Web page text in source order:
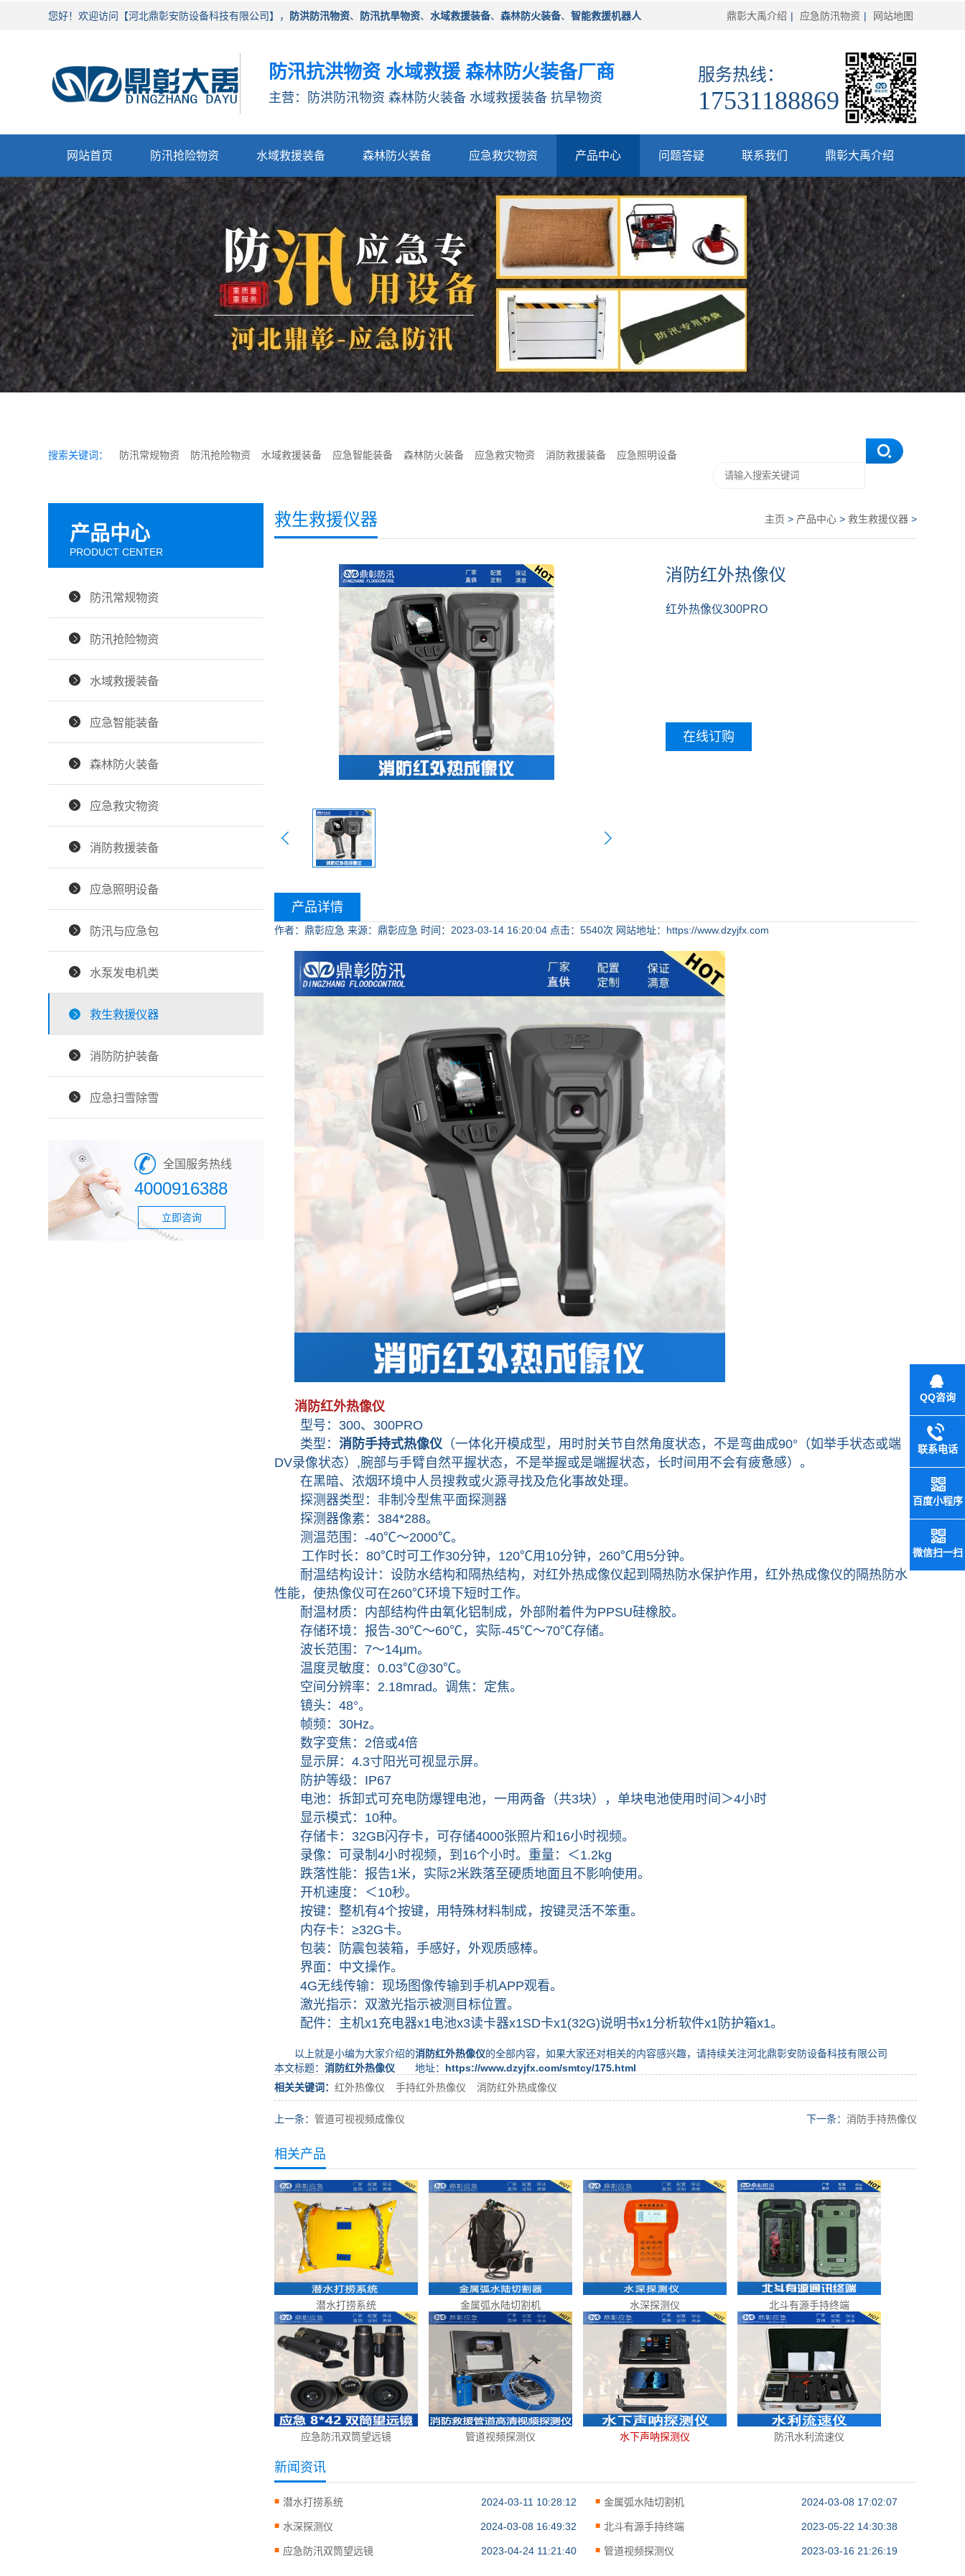
您好！欢迎访问【河北鼎彰安防设备科技有限公司】， 防洪防汛物资、 防汛抗旱物资、 水域救援装备、 森林防火装备、 智能救援机器人 鼎彰大禹介绍 | 应急防汛物资 | 网站地图
防汛抗洪物资 水域救援 森林防火装备厂商
主营：防洪防汛物资 森林防火装备 水域救援装备 抗旱物资
服务热线：
17531188869
网站首页 防汛抢险物资 水域救援装备 森林防火装备 应急救灾物资 产品中心 问题答疑 联系我们 鼎彰大禹介绍
搜索关键词： 防汛常规物资 防汛抢险物资 水域救援装备 应急智能装备 森林防火装备 应急救灾物资 消防救援装备 应急照明设备
产品中心
PRODUCT CENTER
防汛常规物资
防汛抢险物资
水域救援装备
应急智能装备
森林防火装备
应急救灾物资
消防救援装备
应急照明设备
防汛与应急包
水泵发电机类
救生救援仪器
消防防护装备
应急扫雪除雪
全国服务热线
4000916388
立即咨询
救生救援仪器 主页 > 产品中心 > 救生救援仪器 >
消防红外热像仪
红外热像仪300PRO
在线订购
产品详情
作者：鼎彰应急 来源：鼎彰应急 时间：2023-03-14 16:20:04 点击： 5540次 网站地址：https://www.dzyjfx.com
消防红外热像仪
型号：300、300PRO
类型： 消防手持式热像仪（一体化开模成型，用时肘关节自然角度状态，不是弯曲成90°（如举手状态或端
DV录像状态）,腕部与手臂自然平握状态，不是举握或是端握状态，长时间用不会有疲惫感）。
在黑暗、浓烟环境中人员搜救或火源寻找及危化事故处理。
探测器类型：非制冷型焦平面探测器
探测器像素：384*288。
测温范围：-40℃～2000℃。
工作时长：80℃时可工作30分钟，120℃用10分钟，260℃用5分钟。
耐温结构设计：设防水结构和隔热结构，对红外热成像仪起到隔热防水保护作用，红外热成像仪的隔热防水
性能，使热像仪可在260℃环境下短时工作。
耐温材质：内部结构件由氧化铝制成，外部附着件为PPSU硅橡胶。
存储环境：报告-30℃～60℃，实际-45℃～70℃存储。
波长范围：7～14μm。
温度灵敏度：0.03℃@30℃。
空间分辨率：2.18mrad。调焦：定焦。
镜头：48°。
帧频：30Hz。
数字变焦：2倍或4倍
显示屏：4.3寸阳光可视显示屏。
防护等级：IP67
电池：拆卸式可充电防爆锂电池，一用两备（共3块），单块电池使用时间＞4小时
显示模式：10种。
存储卡：32GB闪存卡，可存储4000张照片和16小时视频。
录像：可录制4小时视频，到16个小时。重量：＜1.2kg
跌落性能：报告1米，实际2米跌落至硬质地面且不影响使用。
开机速度：＜10秒。
按键：整机有4个按键，用特殊材料制成，按键灵活不笨重。
内存卡：≥32G卡。
包装：防震包装箱，手感好，外观质感棒。
界面：中文操作。
4G无线传输：现场图像传输到手机APP观看。
激光指示：双激光指示被测目标位置。
配件：主机x1充电器x1电池x3读卡器x1SD卡x1(32G)说明书x1分析软件x1防护箱x1。
以上就是小编为大家介绍的消防红外热像仪的全部内容，如果大家还对相关的内容感兴趣，请持续关注河北鼎彰安防设备科技有限公司
本文标题： 消防红外热像仪 地址： https://www.dzyjfx.com/smtcy/175.html
相关关键词： 红外热像仪 手持红外热像仪 消防红外热成像仪
上一条： 管道可视视频成像仪 下一条： 消防手持热像仪
相关产品
潜水打捞系统 金属弧水陆切割机 水深探测仪 北斗有源手持终端
应急防汛双筒望远镜 管道视频探测仪 水下声呐探测仪 防汛水利流速仪
新闻资讯
潜水打捞系统 2024-03-11 10:28:12 金属弧水陆切割机 2024-03-08 17:02:07
水深探测仪 2024-03-08 16:49:32 北斗有源手持终端 2023-05-22 14:30:38
应急防汛双筒望远镜 2023-04-24 11:21:40 管道视频探测仪 2023-03-16 21:26:19
QQ咨询
联系电话
百度小程序
微信扫一扫